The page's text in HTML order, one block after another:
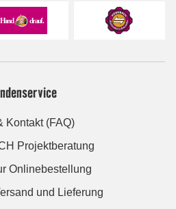
Kontakt (FAQ)
Projektberatung
Onlinebestellung
und Lieferung